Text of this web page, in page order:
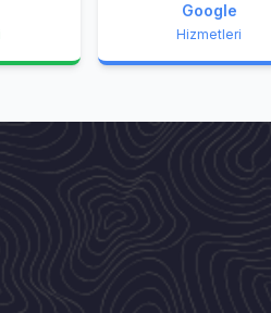
Google
Hizmetleri